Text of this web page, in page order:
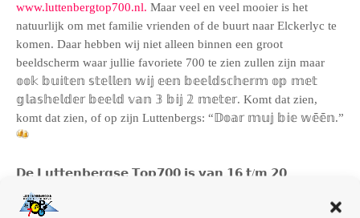
www.luttenbergtop700.nl. Maar veel en veel mooier is het
natuurlijk om met familie vrienden of de buurt naar Elckerlyc te
komen. Daar hebben wij niet alleen binnen een groot
beeldscherm waar jullie favoriete 700 te zien zullen zijn maar
𝕠𝕠𝕜 𝕓𝕦𝕚𝕥𝕖𝕟 𝕤𝕥𝕖𝕝𝕝𝕖𝕟 𝕨𝕚𝕛 𝕖𝕖𝕟 𝕓𝕖𝕖𝕝𝕕𝕤𝕔𝕙𝕖𝕣𝕞 𝕠𝕡 𝕞𝕖𝕥
𝕘𝕝𝕒𝕤𝕙𝕖𝕝𝕕𝕖𝕣 𝕓𝕖𝕖𝕝𝕕 𝕧𝕒𝕟 𝟛 𝕓𝕚𝕛 𝟚 𝕞𝕖𝕥𝕖𝕣. Komt dat zien,
komt dat zien, of op zijn Luttenbergs: “𝔻𝕠𝕒𝕣 𝕞𝕦𝕛 𝕓𝕚𝕖 𝕨𝕖̄𝕖̄𝕟.”
𝗗𝗲 𝗟𝘂𝘁𝘁𝗲𝗻𝗯𝗲𝗿𝗴𝘀𝗲 𝗧𝗼𝗽𝟳𝟬𝟬 𝗶𝘀 𝘃𝗮𝗻 𝟭𝟲 𝘁/𝗺 𝟮𝟬
𝗮𝘂𝗴𝘂𝘀𝘁𝘂𝘀, 𝗲𝗹𝗸𝗲 𝗱𝗮𝗴 𝘃𝗮𝗻 𝟬𝟵.𝟬𝟬 𝘂𝘂𝗿 𝘁𝗼𝘁 𝟮𝟯.𝟬𝟬 𝘂𝘂𝗿
𝕃𝕚𝕧𝕖 𝕝𝕠𝕔𝕒𝕥𝕚𝕖: